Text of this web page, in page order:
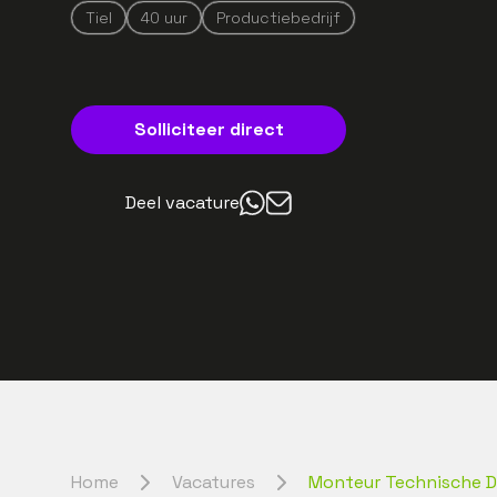
Tiel 40 uur Productiebedrijf
Solliciteer direct
Deel vacature
Home Vacatures Monteur Technische